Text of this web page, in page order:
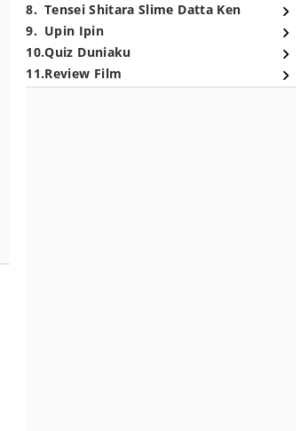
8. Tensei Shitara Slime Datta Ken
9. Upin Ipin
10.Quiz Duniaku
11.Review Film